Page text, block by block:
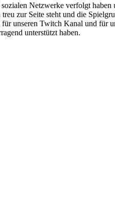
Netzwerke verfolgt
zur Seite steht und die
unseren Twitch Kanal und
unterstützt haben.